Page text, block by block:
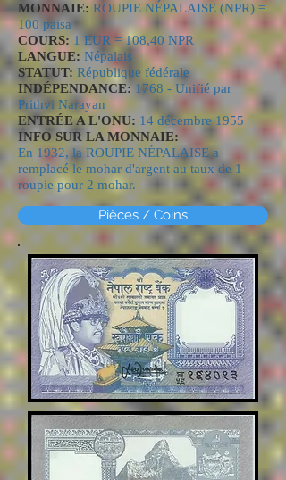
MONNAIE: ROUPIE NÉPALAISE (NPR) =
100 paisa
COURS: 1 EUR = 108,40 NPR
LANGUE: Népalais
STATUT: République fédérale
INDÉPENDANCE: 1768 - Unifié par
Prithvi Narayan
ENTRÉE A L'ONU: 14 décembre 1955
INFO SUR LA MONNAIE:
En 1932, la ROUPIE NÉPALAISE a
remplacé le mohar d'argent au taux de 1
roupie pour 2 mohar.
Pièces / Coins